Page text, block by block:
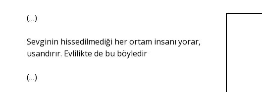
(…)
Sevginin hissedilmediği her ortam insanı yorar,
usandırır. Evlilikte de bu böyledir
(…)